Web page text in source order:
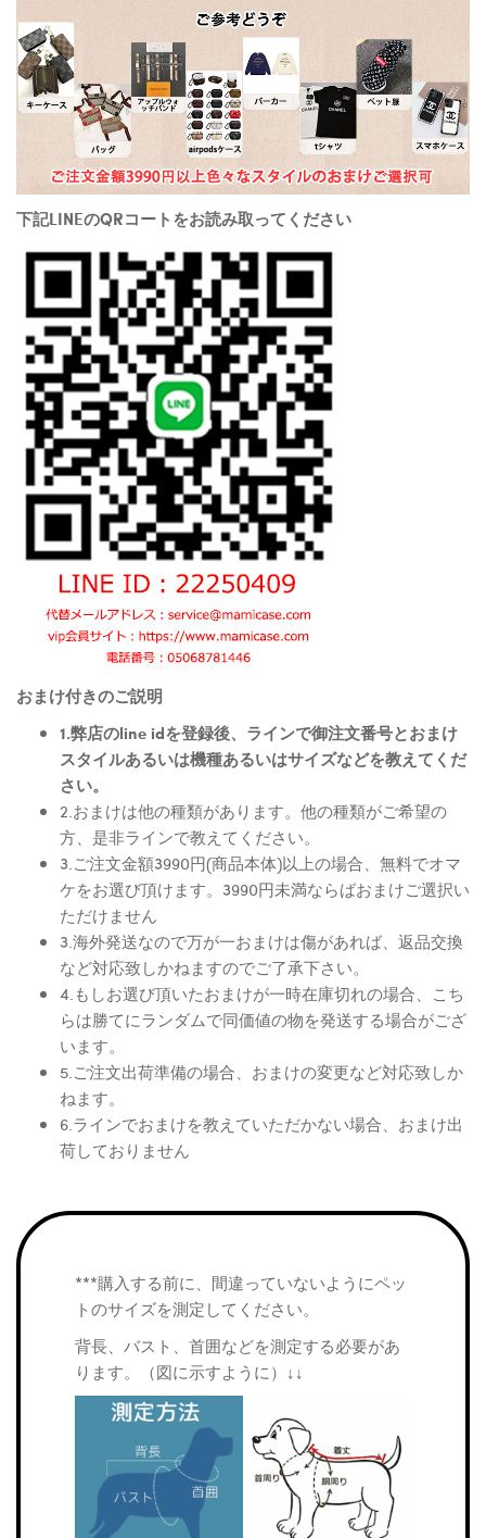
下記LINEのQRコートをお読み取ってください
おまけ付きのご説明
1.弊店のline idを登録後、ラインで御注文番号とおまけ
スタイルあるいは機種あるいはサイズなどを教えてくだ
さい。
2.おまけは他の種類があります。他の種類がご希望の
方、是非ラインで教えてください。
3.ご注文金額3990円(商品本体)以上の場合、無料でオマ
ケをお選び頂けます。3990円未満ならばおまけご選択い
ただけません
3.海外発送なので万が一おまけは傷があれば、返品交換
など対応致しかねますのでご了承下さい。
4.もしお選び頂いたおまけが一時在庫切れの場合、こち
らは勝てにランダムで同価値の物を発送する場合がござ
います。
5.ご注文出荷準備の場合、おまけの変更など対応致しか
ねます。
6.ラインでおまけを教えていただかない場合、おまけ出
荷しておりません
***購入する前に、間違っていないようにペッ
トのサイズを測定してください。
背長、バスト、首囲などを測定する必要があ
ります。（図に示すように）↓↓